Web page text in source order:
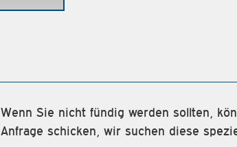
Wenn Sie nicht fündig werden sollten,
Anfrage schicken, wir suchen diese